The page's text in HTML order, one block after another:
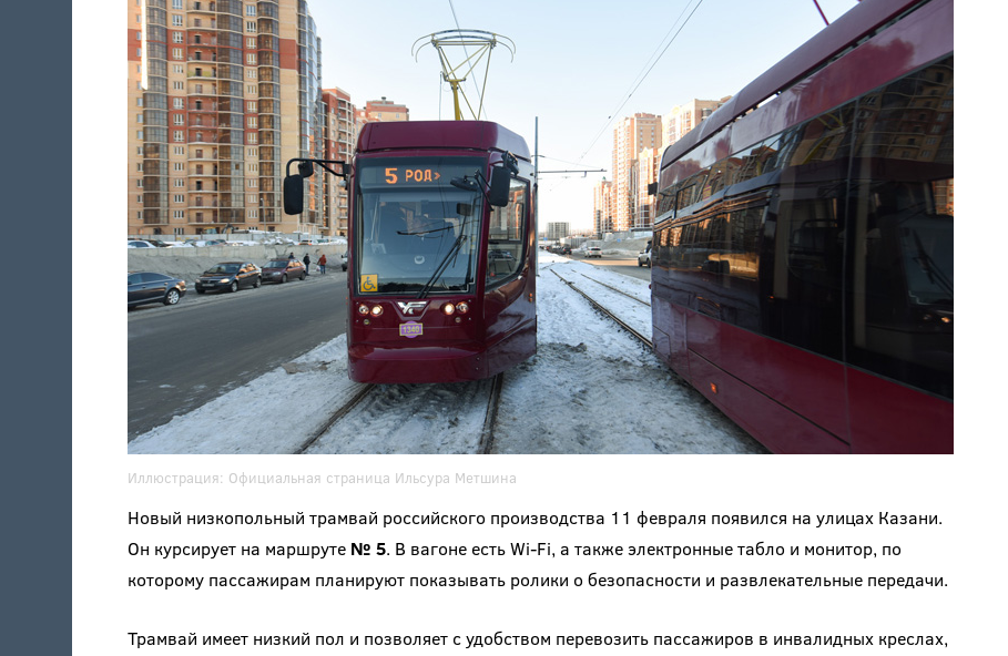
Иллюстрация: Официальная страница Ильсура Метшина
Новый низкопольный трамвай российского производства 11 февраля появился на улицах Казани.
Он курсирует на маршруте № 5. В вагоне есть Wi-Fi, а также электронные табло и монитор, по
которому пассажирам планируют показывать ролики о безопасности и развлекательные передачи.
Трамвай имеет низкий пол и позволяет с удобством перевозить пассажиров в инвалидных креслах,